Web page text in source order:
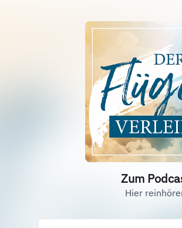
Zum
Hier